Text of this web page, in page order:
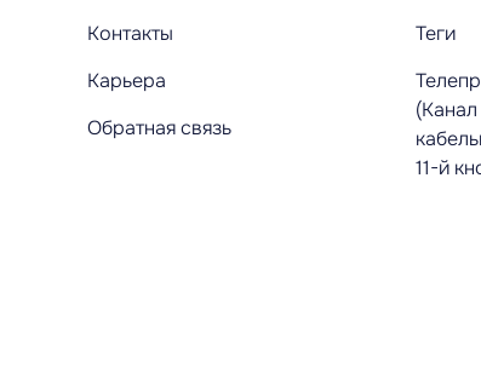
Контакты
Карьера
Обратная связь
Теги
11-й